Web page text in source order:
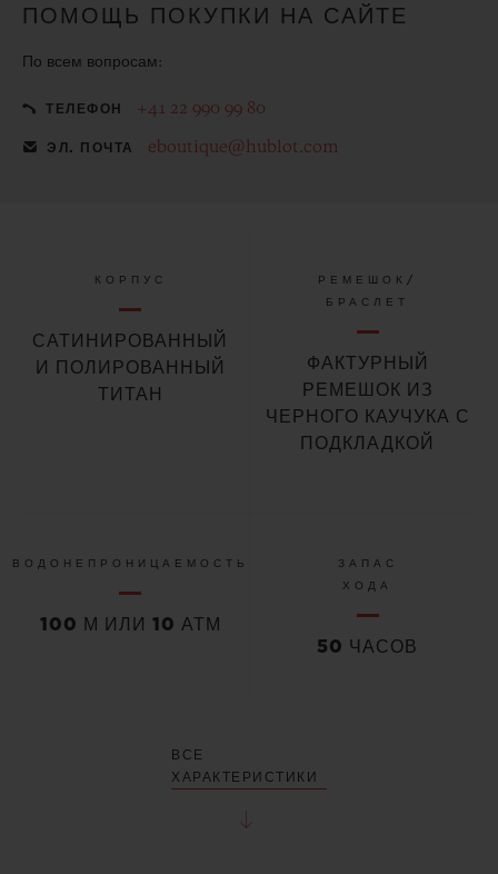
ПОМОЩЬ ПОКУПКИ НА САЙТЕ
По всем вопросам:
ТЕЛЕФОН +41 22 990 99 80
ЭЛ. ПОЧТА eboutique@hublot.com
КОРПУС
САТИНИРОВАННЫЙ
И ПОЛИРОВАННЫЙ
ТИТАН
РЕМЕШОК/
БРАСЛЕТ
ФАКТУРНЫЙ
РЕМЕШОК ИЗ
ЧЕРНОГО КАУЧУКА С
ПОДКЛАДКОЙ
ВОДОНЕПРОНИЦАЕМОСТЬ
100 М ИЛИ 10 АТМ
ЗАПАС
ХОДА
50 ЧАСОВ
ВСЕ
ХАРАКТЕРИСТИКИ